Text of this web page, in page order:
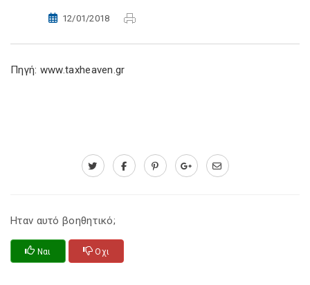
12/01/2018
Πηγή: www.taxheaven.gr
Ηταν αυτό βοηθητικό;
Ναι Οχι